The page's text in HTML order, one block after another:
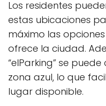
Los residentes
estas ubicaciones
máximo las
ofrece la ciudad.
“elParking” se
zona azul, lo que
lugar disponible.